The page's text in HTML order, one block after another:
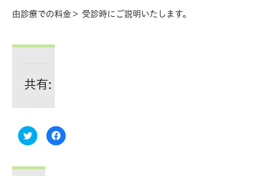
由診療での料金＞ 受診時にご説明いたします。
共有:
ク
リ
て
Facebook
で